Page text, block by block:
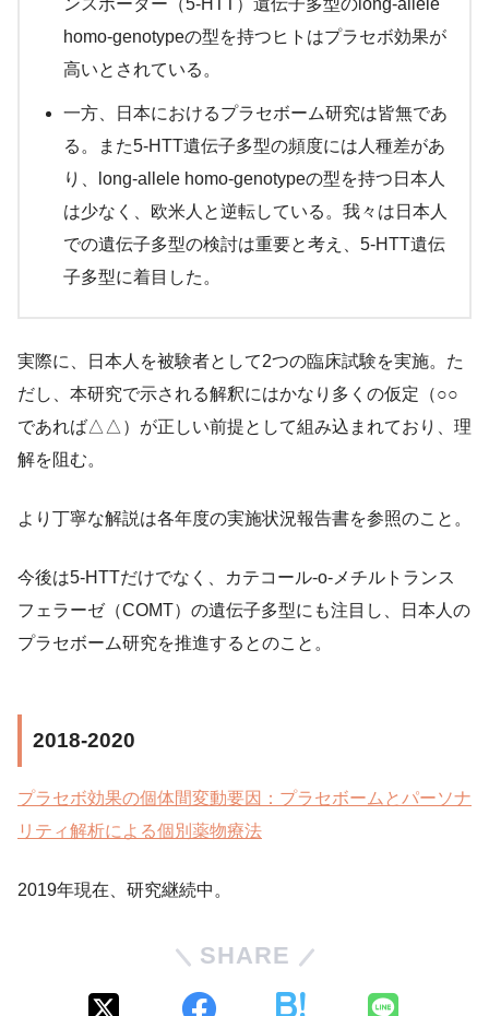
ンスポーター（5-HTT）遺伝子多型のlong-allele
homo-genotypeの型を持つヒトはプラセボ効果が
高いとされている。
一方、日本におけるプラセボーム研究は皆無であ
る。また5-HTT遺伝子多型の頻度には人種差があ
り、long-allele homo-genotypeの型を持つ日本人
は少なく、欧米人と逆転している。我々は日本人
での遺伝子多型の検討は重要と考え、5-HTT遺伝
子多型に着目した。
実際に、日本人を被験者として2つの臨床試験を実施。た
だし、本研究で示される解釈にはかなり多くの仮定（○○
であれば△△）が正しい前提として組み込まれており、理
解を阻む。
より丁寧な解説は各年度の実施状況報告書を参照のこと。
今後は5-HTTだけでなく、カテコール-o-メチルトランス
フェラーゼ（COMT）の遺伝子多型にも注目し、日本人の
プラセボーム研究を推進するとのこと。
2018-2020
プラセボ効果の個体間変動要因：プラセボームとパーソナ
リティ解析による個別薬物療法
2019年現在、研究継続中。
SHARE